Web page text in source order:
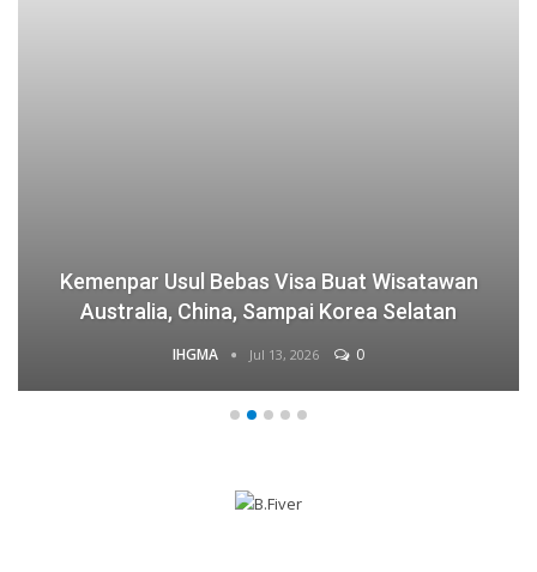
Kemenpar Usul Bebas Visa Buat Wisatawan
Australia, China, Sampai Korea Selatan
IHGMA Jul 13, 2026 0